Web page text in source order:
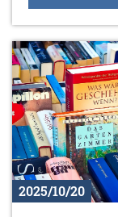
2025/10/20